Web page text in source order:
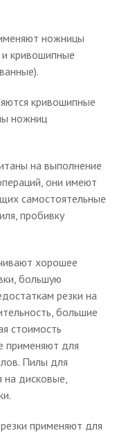
ножницы
кривошипные
кривошипные
ножниц
на выполнение
они имеют
самостоятельные
пробивку
хорошее
большую
резки на
большие
стоимость
применяют для
Пилы для
на дисковые,
применяют для